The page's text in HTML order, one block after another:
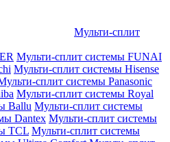
Мульти-сплит
Мульти-сплит системы FUNAI
Мульти-сплит системы Hisense
сплит системы Panasonic
Мульти-сплит системы Royal
Ballu Мульти-сплит системы
Dantex Мульти-сплит системы
TCL Мульти-сплит системы